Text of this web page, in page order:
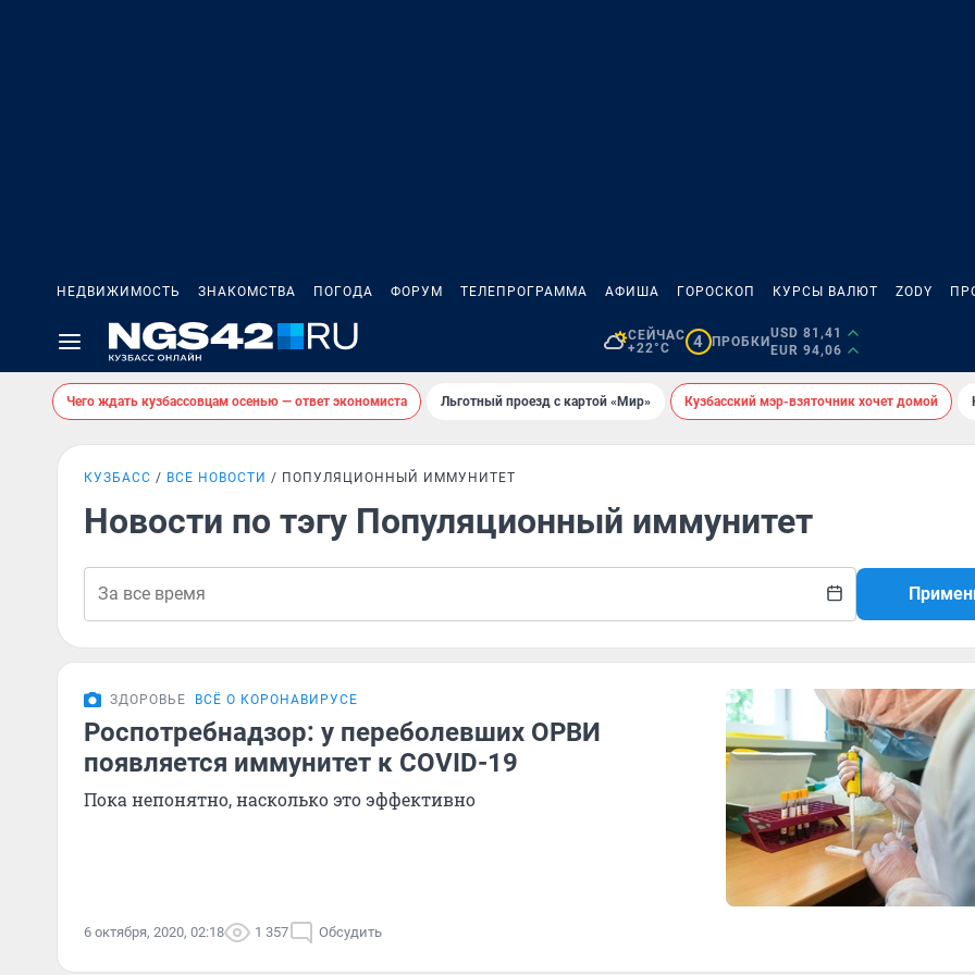
НЕДВИЖИМОСТЬ ЗНАКОМСТВА ПОГОДА ФОРУМ ТЕЛЕПРОГРАММА АФИША ГОРОСКОП КУРСЫ ВАЛЮТ ZODY
СЕЙЧАС
+22°C
4 ПРОБКИ
USD 81,41
EUR 94,06
Чего ждать кузбассовцам осенью — ответ экономиста Льготный проезд с картой «Мир» Кузбасский мэр-взяточник хочет домой
КУЗБАСС ВСЕ НОВОСТИ ПОПУЛЯЦИОННЫЙ ИММУНИТЕТ
Новости по тэгу Популяционный иммунитет
ЗДОРОВЬЕ ВСЁ О КОРОНАВИРУСЕ
Роспотребнадзор: у переболевших ОРВИ
появляется иммунитет к COVID-19
Пока непонятно, насколько это эффективно
6 октября, 2020, 02:18 1 357 Обсудить